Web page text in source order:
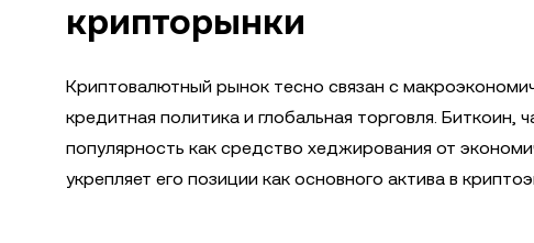
крипторынки
Криптовалютный рынок тесно связан с
кредитная политика и глобальная торговля.
популярность как средство хеджирования от
укрепляет его позиции как основного актива в